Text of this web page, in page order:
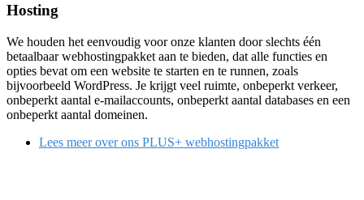
Hosting
We houden het eenvoudig voor onze klanten door slechts één
betaalbaar webhostingpakket aan te bieden, dat alle functies en
opties bevat om een website te starten en te runnen, zoals
bijvoorbeeld WordPress. Je krijgt veel ruimte, onbeperkt verkeer,
onbeperkt aantal e-mailaccounts, onbeperkt aantal databases en een
onbeperkt aantal domeinen.
Lees meer over ons PLUS+ webhostingpakket